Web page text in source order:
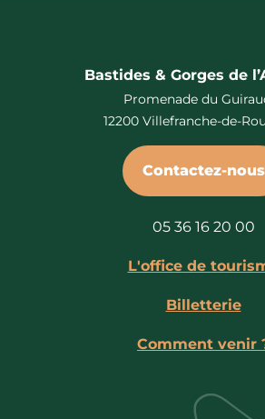
Bastides & Gorges de
Promenade du
12200 Villefranche-de-
Contactez-nous
05 36 16 20 00
L'office de
Billetterie
Comment venir